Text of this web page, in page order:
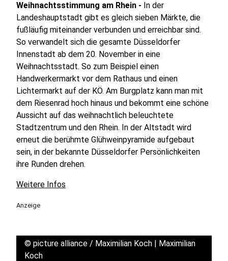
Weihnachtsstimmung am Rhein - In der
Landeshauptstadt gibt es gleich sieben Märkte, die
fußläufig miteinander verbunden und erreichbar sind.
So verwandelt sich die gesamte Düsseldorfer
Innenstadt ab dem 20. November in eine
Weihnachtsstadt. So zum Beispiel einen
Handwerkermarkt vor dem Rathaus und einen
Lichtermarkt auf der KÖ. Am Burgplatz kann man mit
dem Riesenrad hoch hinaus und bekommt eine schöne
Aussicht auf das weihnachtlich beleuchtete
Stadtzentrum und den Rhein. In der Altstadt wird
erneut die berühmte Glühweinpyramide aufgebaut
sein, in der bekannte Düsseldorfer Persönlichkeiten
ihre Runden drehen.
Weitere Infos
Anzeige
© picture alliance / Maximilian Koch | Maximilian
Koch